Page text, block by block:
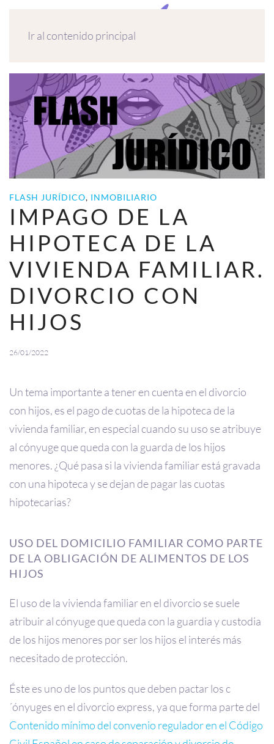
Ir al contenido principal
FLASH JURÍDICO, INMOBILIARIO
IMPAGO DE LA
HIPOTECA DE LA
VIVIENDA FAMILIAR.
DIVORCIO CON
HIJOS
26/01/2022
Un tema importante a tener en cuenta en el divorcio
con hijos, es el pago de cuotas de la hipoteca de la
vivienda familiar, en especial cuando su uso se atribuye
al cónyuge que queda con la guarda de los hijos
menores. ¿Qué pasa si la vivienda familiar está gravada
con una hipoteca y se dejan de pagar las cuotas
hipotecarias?
USO DEL DOMICILIO FAMILIAR COMO PARTE
DE LA OBLIGACIÓN DE ALIMENTOS DE LOS
HIJOS
El uso de la vivienda familiar en el divorcio se suele
atribuir al cónyuge que queda con la guardia y custodia
de los hijos menores por ser los hijos el interés más
necesitado de protección.
Éste es uno de los puntos que deben pactar los c
´ónyuges en el divorcio express, ya que forma parte del
Contenido mínimo del convenio regulador en el Código